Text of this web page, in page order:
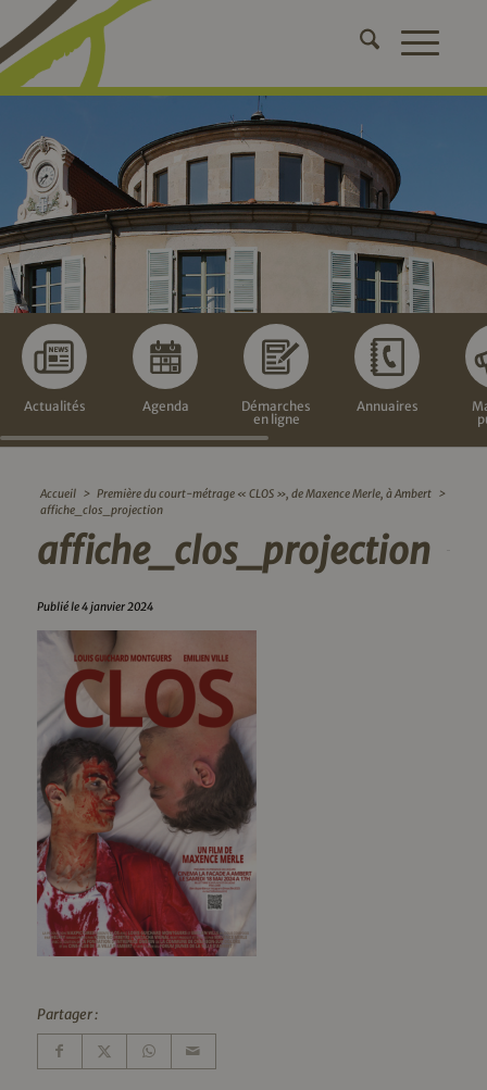
Actualités Agenda
Démarches
en ligne
Annuaires
Accueil > Première du court-métrage « CLOS », de Maxence Merle, à Ambert >
affiche_clos_projection
affiche_clos_projection
Publié le 4 janvier 2024
Partager :